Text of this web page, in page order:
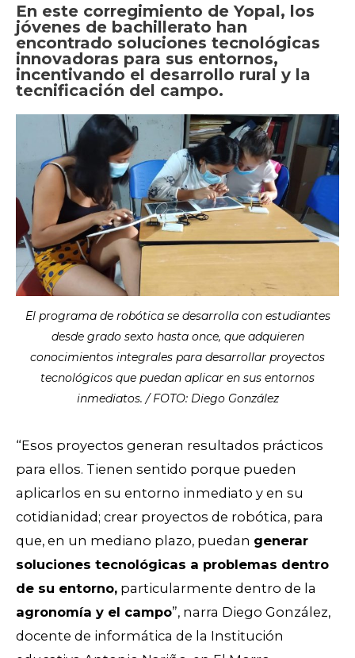
En este corregimiento de Yopal, los
jóvenes de bachillerato han
encontrado soluciones tecnológicas
innovadoras para sus entornos,
incentivando el desarrollo rural y la
tecnificación del campo.
El programa de robótica se desarrolla con estudiantes
desde grado sexto hasta once, que adquieren
conocimientos integrales para desarrollar proyectos
tecnológicos que puedan aplicar en sus entornos
inmediatos. / FOTO: Diego González
“Esos proyectos generan resultados prácticos
para ellos. Tienen sentido porque pueden
aplicarlos en su entorno inmediato y en su
cotidianidad; crear proyectos de robótica, para
que, en un mediano plazo, puedan generar
soluciones tecnológicas a problemas dentro
de su entorno, particularmente dentro de la
agronomía y el campo”, narra Diego González,
docente de informática de la Institución